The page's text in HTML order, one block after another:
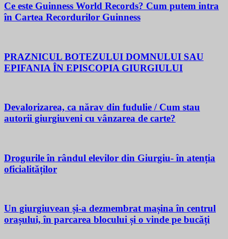
Ce este Guinness World Records? Cum putem intra
în Cartea Recordurilor Guinness
PRAZNICUL BOTEZULUI DOMNULUI SAU
EPIFANIA ÎN EPISCOPIA GIURGIULUI
Devalorizarea, ca nărav din fudulie / Cum stau
autorii giurgiuveni cu vânzarea de carte?
Drogurile în rândul elevilor din Giurgiu- în atenția
oficialităților
Un giurgiuvean și-a dezmembrat mașina în centrul
orașului, în parcarea blocului și o vinde pe bucăți